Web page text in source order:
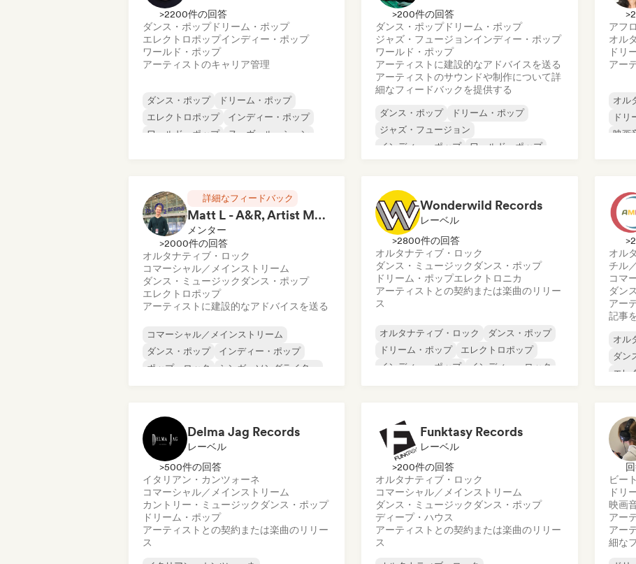
>2200件の回答
ダンス・ポップドリーム・ポップ
エレクトロポップインディー・ポップ
ワールド・ポップ
アーティストのキャリア管理
ダンス・ポップ
ドリーム・ポップ
エレクトロポップ
インディー・ポップ
ワールド・ポップ
ヌーヴェル・シーン
>200件の回答
ダンス・ポップドリーム・ポップ
ジャズ・フュージョンインディー・ポップ
ワールド・ポップ
アーティストに建設的なアドバイスを送る
アーティストのサウンドや制作について詳
細なフィードバックを提供する
ダンス・ポップ
ドリーム・ポップ
ジャズ・フュージョン
インディー・ポップ
ワールド・ポップ
アフ
オル
ドリ
アー
オル
ドリ
映画
詳細なフィードバック
Matt L - A&R, Artist Management, Songwriter
メンター
>2000件の回答
オルタナティブ・ロック
コマーシャル／メインストリーム
ダンス・ミュージック ダンス・ポップ
エレクトロポップ
アーティストに建設的なアドバイスを送る
コマーシャル／メインストリーム
ダンス・ポップ
インディー・ポップ
ポップ・ロック
シンガーソングライター
Wonderwild Records
レーベル
>2800件の回答
オルタナティブ・ロック
ダンス・ミュージック ダンス・ポップ
ドリーム・ポップエレクトロニカ
アーティストとの契約または楽曲のリリー
ス
オルタナティブ・ロック
ダンス・ポップ
ドリーム・ポップ
エレクトロポップ
インディー・ポップ
インディー・ロック
オル
チル
コマ
ダン
アー
記事
オル
ダン
エレ
Delma Jag Records
レーベル
>500件の回答
イタリアン・カンツォーネ
コマーシャル／メインストリーム
カントリー・ミュージック ダンス・ポップ
ドリーム・ポップ
アーティストとの契約または楽曲のリリー
ス
Funktasy Records
レーベル
>200件の回答
オルタナティブ・ロック
コマーシャル／メインストリーム
ダンス・ミュージック ダンス・ポップ
ディープ・ハウス
アーティストとの契約または楽曲のリリー
ス
ビー
ドリ
映画
アー
アー
細な